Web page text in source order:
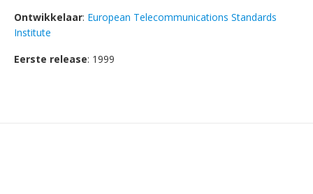
Ontwikkelaar: European Telecommunications Standards
Institute
Eerste release: 1999